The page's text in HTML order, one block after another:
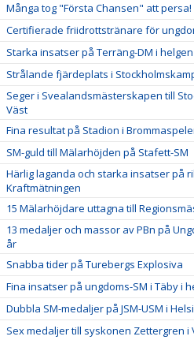
Många tog "Första Chansen" att persa!
Certifierade friidrottstränare för
Starka insatser på Terräng-DM i helgen
Strålande fjärdeplats i
Seger i Svealandsmästerskapen till
Väst
Fina resultat på Stadion i
SM-guld till Mälarhöjden på Stafett-SM
Härlig laganda och starka insatser på
Kraftmätningen
15 Mälarhöjdare uttagna till
13 medaljer och massor av PBn på
år
Snabba tider på Turebergs Explosiva
Fina insatser på ungdoms-SM i Täby i
Dubbla SM-medaljer på JSM-USM i
Sex medaljer till syskonen Zettergren i